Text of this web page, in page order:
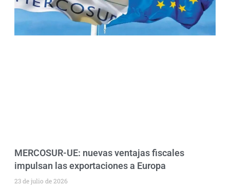
MERCOSUR-UE: nuevas ventajas fiscales
impulsan las exportaciones a Europa
23 de julio de 2026